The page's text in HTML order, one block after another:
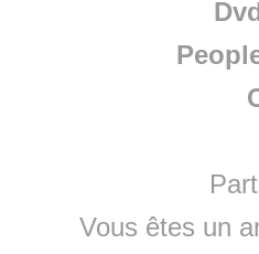
Vous êtes un